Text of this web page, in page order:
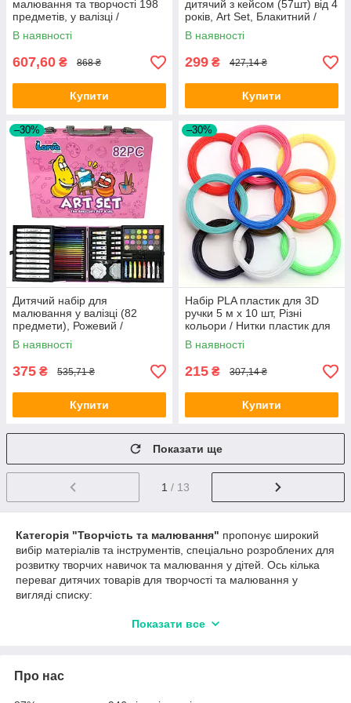
малювання та творчості 198
предметів, у валізці /
Художній набір для дітей
В наявності
607,60 ₴ 868 ₴
Купити
дитячий з кейсом (57шт) від 4
років, Art Set, Блакитний /
Набір для дитячої творчості
В наявності
299 ₴ 427,14 ₴
Купити
–30%
Дитячий набір для
малювання у валізці (82
предмети), Рожевий /
Художній набір для творчості
В наявності
375 ₴ 535,71 ₴
Купити
–30%
Набір PLA пластик для 3D
ручки 5 м х 10 шт, Різні
кольори / Нитки пластик для
3Д ручки / Стержні для 3д
ручки
В наявності
215 ₴ 307,14 ₴
Купити
Показати ще
1 / 13
Категорія "Творчість та малювання" пропонує широкий
вибір матеріалів та інструментів, спеціально розроблених для
розвитку творчих навичок та малювання у дітей. Ось кілька
переваг дитячих товарів для творчості та малювання у
вигляді списку:
творчості та малювання сприяють розвитку творчого
олівці та глина, які дозволяють дітям вільно
Показати все
Про нас